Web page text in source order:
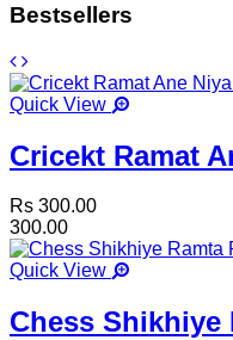
Bestsellers
Quick View
Cricekt Ramat
Rs 300.00
300.00
Quick View
Chess Shikhiye